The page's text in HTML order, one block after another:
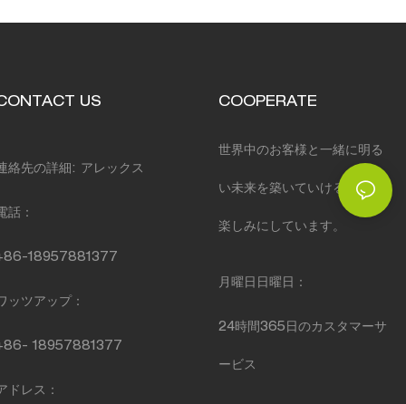
US
絡先の詳細: アレックス
話：
18957881377
ッツアップ：
18957881377
ドレス：
COOPERATE
世界中のお客様と一緒に明る
い未来を築いていけることを
楽しみにしています。
月曜日日曜日：
24時間365日のカスタマーサ
ービス